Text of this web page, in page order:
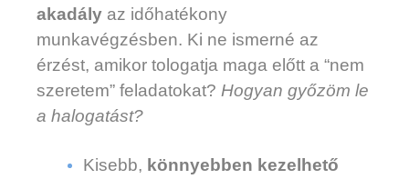
akadály az időhatékony
munkavégzésben. Ki ne ismerné az
érzést, amikor tologatja maga előtt a “nem
szeretem” feladatokat? Hogyan győzöm le
a halogatást?
Kisebb, könnyebben kezelhető